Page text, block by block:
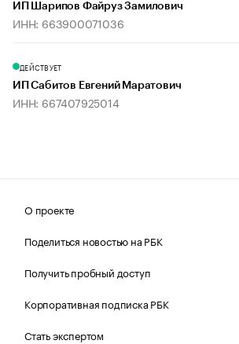
ИП Шарипов Файруз Замилович
ИНН: 663900071036
ДЕЙСТВУЕТ
ИП Сабитов Евгений Маратович
ИНН: 667407925014
О проекте
Поделиться новостью на РБК
Получить пробный доступ
Корпоративная подписка РБК
Стать экспертом